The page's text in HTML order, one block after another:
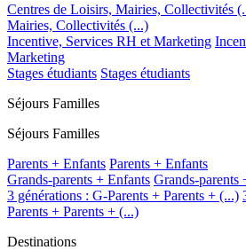
Centres de Loisirs, Mairies, Collectivités
Mairies, Collectivités (...)
Incentive, Services RH et Marketing
Marketing
Stages étudiants Stages étudiants
Séjours Familles
Séjours Familles
Parents + Enfants Parents + Enfants
Grands-parents + Enfants Grands-parents
3 générations : G-Parents + Parents + (...)
Parents + Parents + (...)
Destinations